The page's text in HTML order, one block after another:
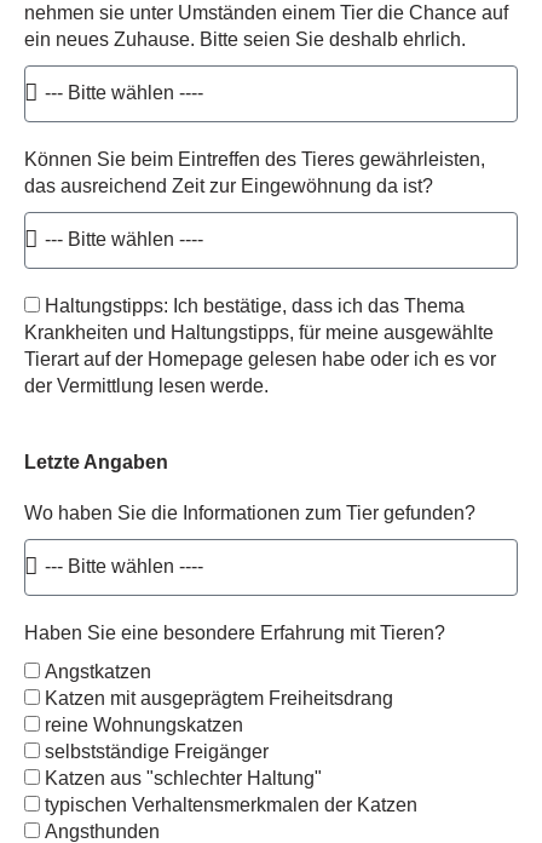
nehmen sie unter Umständen einem Tier die Chance auf
ein neues Zuhause. Bitte seien Sie deshalb ehrlich.
Können Sie beim Eintreffen des Tieres gewährleisten,
das ausreichend Zeit zur Eingewöhnung da ist?
Haltungstipps: Ich bestätige, dass ich das Thema
Krankheiten und Haltungstipps, für meine ausgewählte
Tierart auf der Homepage gelesen habe oder ich es vor
der Vermittlung lesen werde.
Letzte Angaben
Wo haben Sie die Informationen zum Tier gefunden?
Haben Sie eine besondere Erfahrung mit Tieren?
Angstkatzen
Katzen mit ausgeprägtem Freiheitsdrang
reine Wohnungskatzen
selbstständige Freigänger
Katzen aus "schlechter Haltung"
typischen Verhaltensmerkmalen der Katzen
Angsthunden